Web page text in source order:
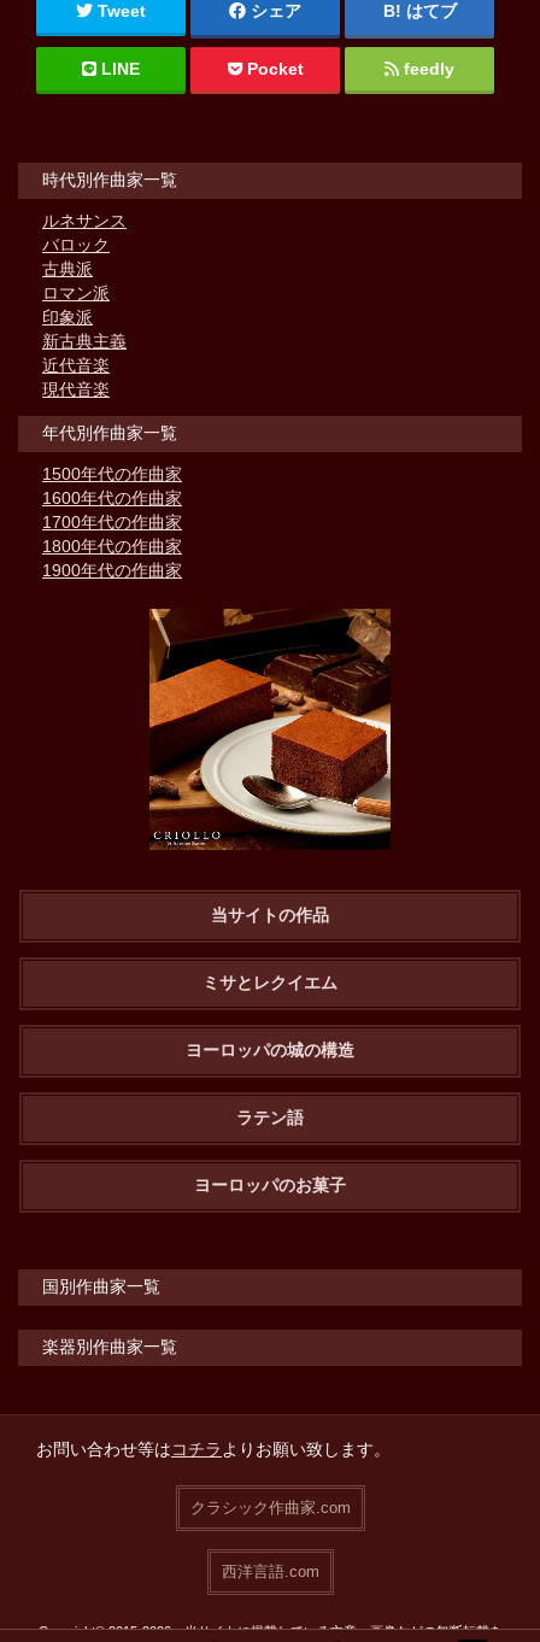
Tweet シェア はてブ
LINE Pocket feedly
時代別作曲家一覧
ルネサンス
バロック
古典派
ロマン派
印象派
新古典主義
近代音楽
現代音楽
年代別作曲家一覧
1500年代の作曲家
1600年代の作曲家
1700年代の作曲家
1800年代の作曲家
1900年代の作曲家
当サイトの作品
ミサとレクイエム
ヨーロッパの城の構造
ラテン語
ヨーロッパのお菓子
国別作曲家一覧
楽器別作曲家一覧
お問い合わせ等はコチラよりお願い致します。
クラシック作曲家.com
西洋言語.com
Copyright© 2015-2026 当サイトに掲載している文章・画像などの無断転載を